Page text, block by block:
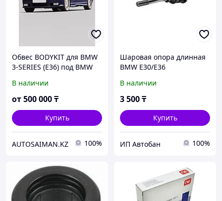
Обвес BODYKIT для BMW
3-SERIES (E36) под BMW
В наличии
от500 000₸
Купить
AUTOSAIMAN.KZ 100%
Шаровая опора длинная
BMW E30/E36
В наличии
3 500₸
Купить
ИП Автобан 100%